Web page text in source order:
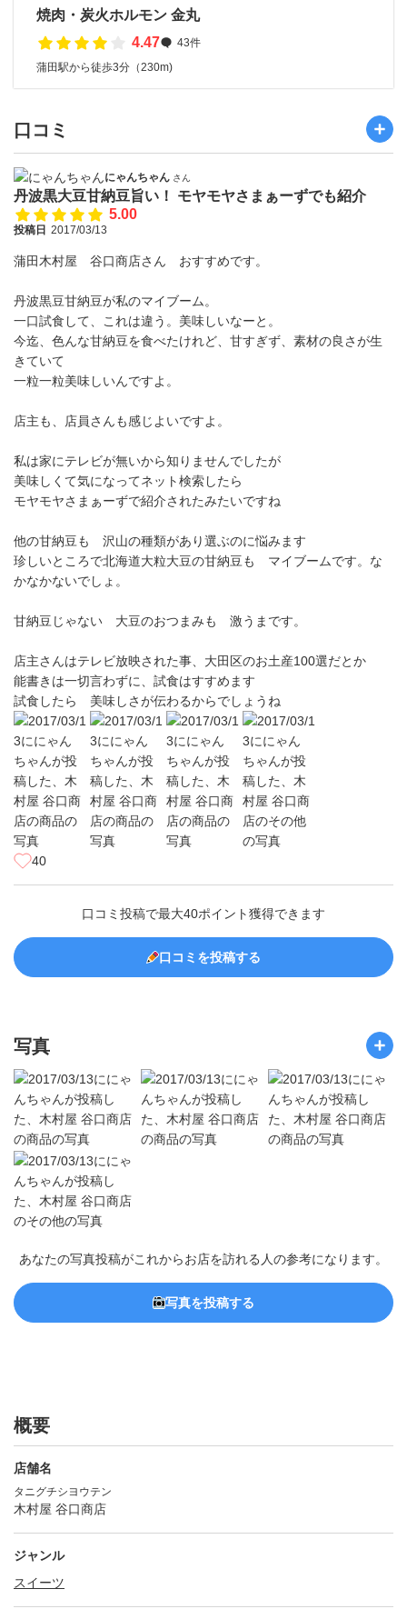
焼肉・炭火ホルモン 金丸
4.47
43件
蒲田駅から徒歩3分（230m)
口コミ
にゃんちゃん さん
丹波黒大豆甘納豆旨い！ モヤモヤさまぁーずでも紹介
5.00
投稿日 2017/03/13
蒲田木村屋 谷口商店さん おすすめです。
丹波黒豆甘納豆が私のマイブーム。
一口試食して、これは違う。美味しいなーと。
今迄、色んな甘納豆を食べたけれど、甘すぎず、素材の良さが生
きていて
一粒一粒美味しいんですよ。
店主も、店員さんも感じよいですよ。
私は家にテレビが無いから知りませんでしたが
美味しくて気になってネット検索したら
モヤモヤさまぁーずで紹介されたみたいですね
他の甘納豆も 沢山の種類があり選ぶのに悩みます
珍しいところで北海道大粒大豆の甘納豆も マイブームです。な
かなかないでしょ。
甘納豆じゃない 大豆のおつまみも 激うまです。
店主さんはテレビ放映された事、大田区のお土産100選だとか
能書きは一切言わずに、試食はすすめます
試食したら 美味しさが伝わるからでしょうね
40
口コミ投稿で最大40ポイント獲得できます
口コミを投稿する
写真
あなたの写真投稿がこれからお店を訪れる人の参考になります。
写真を投稿する
概要
店舗名
タニグチシヨウテン
木村屋 谷口商店
ジャンル
スイーツ